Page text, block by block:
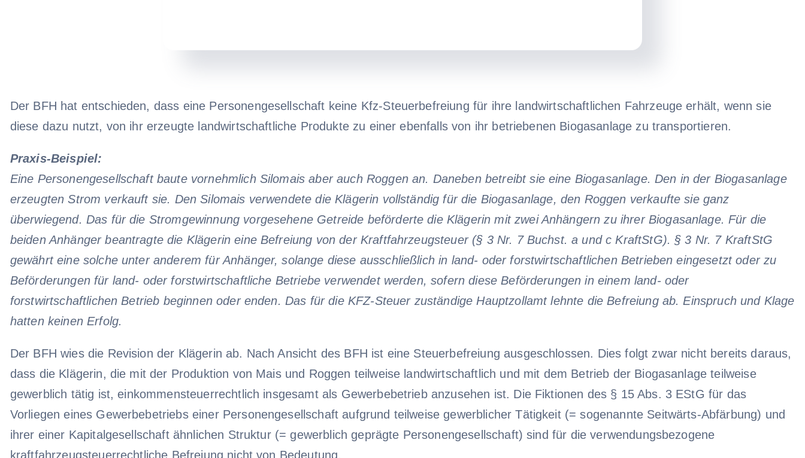
Der BFH hat entschieden, dass eine Personengesellschaft keine Kfz-Steuerbefreiung für ihre landwirtschaftlichen Fahrzeuge erhält, wenn sie
diese dazu nutzt, von ihr erzeugte landwirtschaftliche Produkte zu einer ebenfalls von ihr betriebenen Biogasanlage zu transportieren.
Praxis-Beispiel:
Eine Personengesellschaft baute vornehmlich Silomais aber auch Roggen an. Daneben betreibt sie eine Biogasanlage. Den in der Biogasanlage
erzeugten Strom verkauft sie. Den Silomais verwendete die Klägerin vollständig für die Biogasanlage, den Roggen verkaufte sie ganz
überwiegend. Das für die Stromgewinnung vorgesehene Getreide beförderte die Klägerin mit zwei Anhängern zu ihrer Biogasanlage. Für die
beiden Anhänger beantragte die Klägerin eine Befreiung von der Kraftfahrzeugsteuer (§ 3 Nr. 7 Buchst. a und c KraftStG). § 3 Nr. 7 KraftStG
gewährt eine solche unter anderem für Anhänger, solange diese ausschließlich in land- oder forstwirtschaftlichen Betrieben eingesetzt oder zu
Beförderungen für land- oder forstwirtschaftliche Betriebe verwendet werden, sofern diese Beförderungen in einem land- oder
forstwirtschaftlichen Betrieb beginnen oder enden. Das für die KFZ-Steuer zuständige Hauptzollamt lehnte die Befreiung ab. Einspruch und Klage
hatten keinen Erfolg.
Der BFH wies die Revision der Klägerin ab. Nach Ansicht des BFH ist eine Steuerbefreiung ausgeschlossen. Dies folgt zwar nicht bereits daraus,
dass die Klägerin, die mit der Produktion von Mais und Roggen teilweise landwirtschaftlich und mit dem Betrieb der Biogasanlage teilweise
gewerblich tätig ist, einkommensteuerrechtlich insgesamt als Gewerbebetrieb anzusehen ist. Die Fiktionen des § 15 Abs. 3 EStG für das
Vorliegen eines Gewerbebetriebs einer Personengesellschaft aufgrund teilweise gewerblicher Tätigkeit (= sogenannte Seitwärts-Abfärbung) und
ihrer einer Kapitalgesellschaft ähnlichen Struktur (= gewerblich geprägte Personengesellschaft) sind für die verwendungsbezogene
kraftfahrzeugsteuerrechtliche Befreiung nicht von Bedeutung.